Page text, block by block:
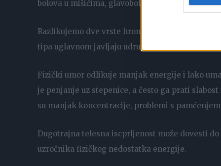
bolova u mišićima, glavobolje, vrtoglavice,
Razlikujemo dve vrste hroničnog umora –
tipa uglavnom javljaju udruženo.
Fizički umor odlikuje manjak energije i lako
je penjanje uz stepenice, a često ga prati
su manjak koncentracije, problemi s
Dugotrajna telesna iscprljenost može dovesti
uzročnika fizičkog nedostatka energije.